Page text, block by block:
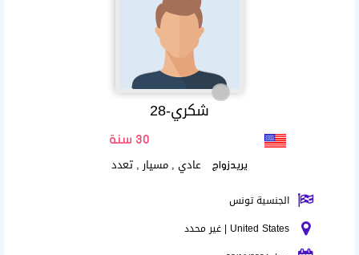
شكري-28
30 سنة
يريدزواج عادي , مسيار , تعدد
الجنسية تونس
United States | غير محدد